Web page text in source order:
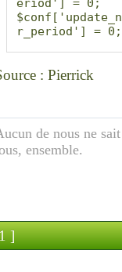
eriod'] = 0;
r_period'] = 0;
: Pierrick
de nous ne
ensemble.
]